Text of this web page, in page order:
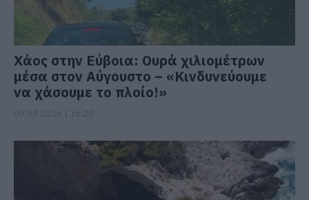
Χάος στην Εύβοια: Ουρά χιλιομέτρων
μέσα στον Αύγουστο – «Κινδυνεύουμε
να χάσουμε το πλοίο!»